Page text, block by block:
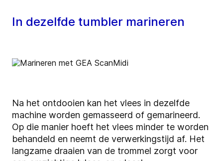
In dezelfde tumbler marineren
Na het ontdooien kan het vlees in dezelfde
machine worden gemasseerd of gemarineerd.
Op die manier hoeft het vlees minder te worden
behandeld en neemt de verwerkingstijd af. Het
langzame draaien van de trommel zorgt voor